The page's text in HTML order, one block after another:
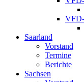
Saarland
Vorstand
Termine
Berichte
Sachsen